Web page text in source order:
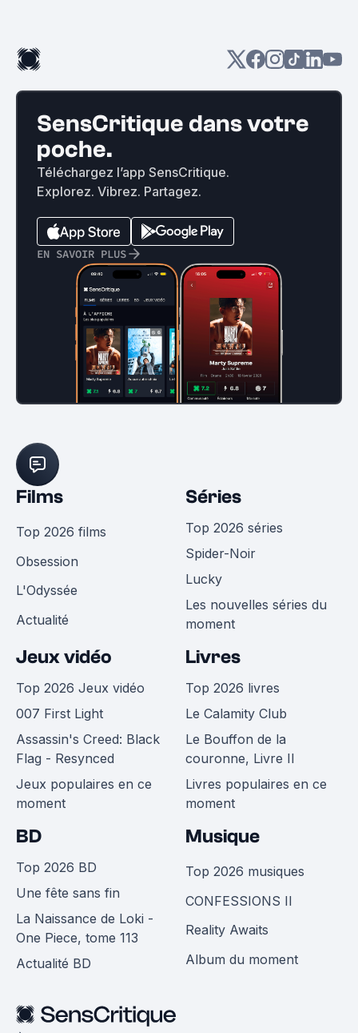
SensCritique dans votre
poche.
Téléchargez l’app SensCritique.
Explorez. Vibrez. Partagez.
EN SAVOIR PLUS
Films
Top 2026 films
Obsession
L'Odyssée
Actualité
Séries
Top 2026 séries
Spider-Noir
Lucky
Les nouvelles séries du
moment
Jeux vidéo
Top 2026 Jeux vidéo
007 First Light
Assassin's Creed: Black
Flag - Resynced
Jeux populaires en ce
moment
Livres
Top 2026 livres
Le Calamity Club
Le Bouffon de la
couronne, Livre II
Livres populaires en ce
moment
BD
Top 2026 BD
Une fête sans fin
La Naissance de Loki -
One Piece, tome 113
Actualité BD
Musique
Top 2026 musiques
CONFESSIONS II
Reality Awaits
Album du moment